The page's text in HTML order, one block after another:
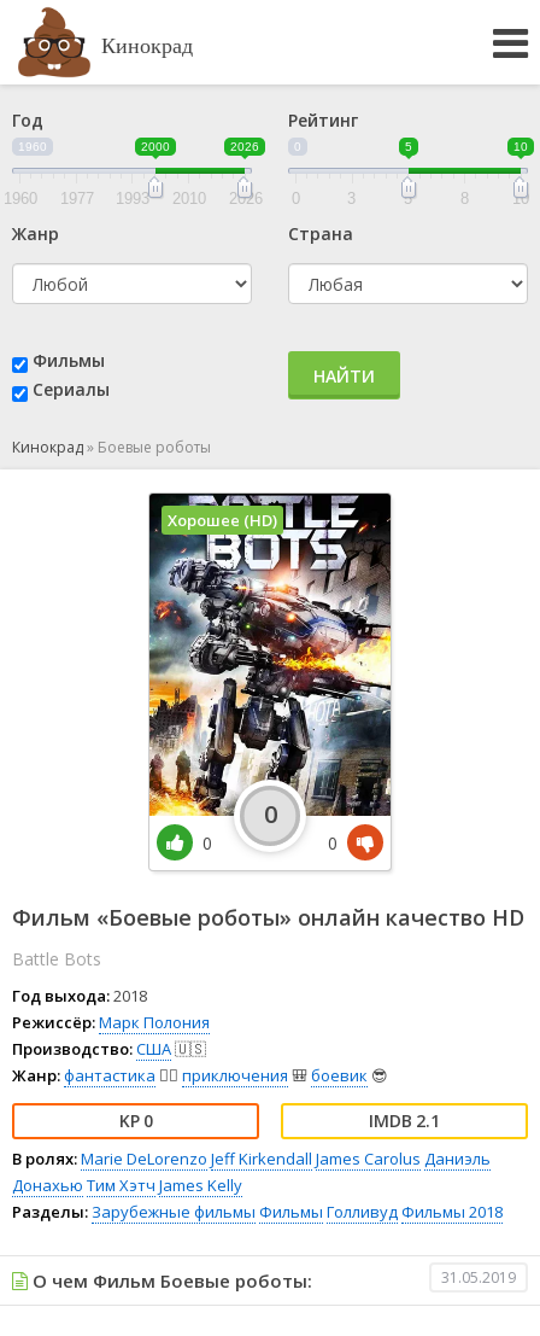
Кинокрад
Год
1960 2000 2026
1960 1977 1993 2010 2026
Рейтинг
0 5 10
0 3 5 8 10
Жанр Страна
Фильмы
Сериалы
НАЙТИ
Кинокрад» Боевые роботы
Фильм «Боевые роботы» онлайн качество HD
Battle Bots
Год выхода:2018
Режиссёр:Марк Полония
Производство:США🇺🇸
Жанр:фантастика 🧙‍♀️ приключения 🎒боевик 😎
0 2.1
В ролях:Marie DeLorenzo Jeff Kirkendall James Carolus Даниэль
Донахью Тим Хэтч James Kelly
Разделы: Зарубежные фильмы Фильмы ГолливудФильмы 2018
Хорошее (HD)
0
0
0
О чем Фильм Боевые роботы: 31.05.2019